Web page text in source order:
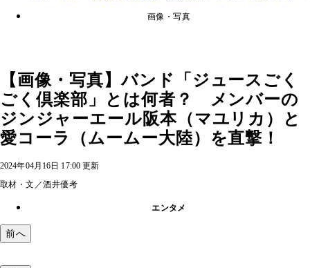
画像・写真
【画像・写真】バンド「ジュースごく
ごく倶楽部」とは何者？ メンバーの
ジンジャーエール阪本（マユリカ）と
愛コーラ（ムームー大陸）を直撃！
2024年04月16日 17:00 更新
取材・文／酒井優考
エンタメ
前へ